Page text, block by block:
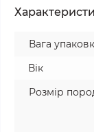
Вага
Вік
Розмір